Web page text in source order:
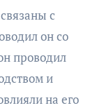
с
он со
проводил
и
на его